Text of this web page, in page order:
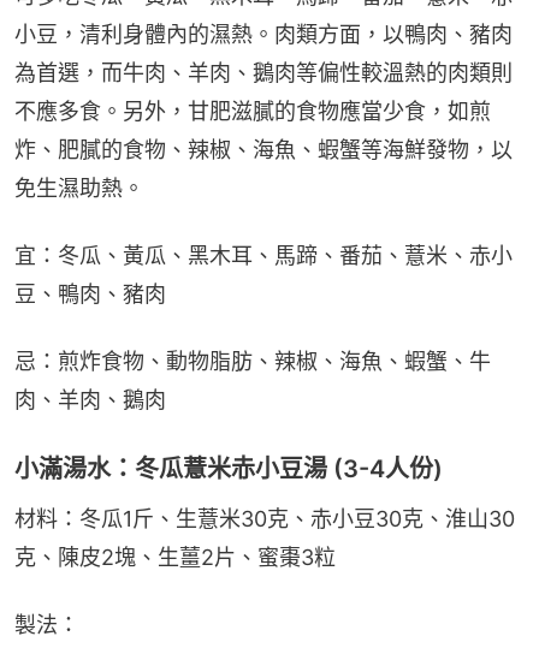
小豆，清利身體內的濕熱。肉類方面，以鴨肉、豬肉
為首選，而牛肉、羊肉、鵝肉等偏性較溫熱的肉類則
不應多食。另外，甘肥滋膩的食物應當少食，如煎
炸、肥膩的食物、辣椒、海魚、蝦蟹等海鮮發物，以
免生濕助熱。
宜：冬瓜、黃瓜、黑木耳、馬蹄、番茄、薏米、赤小
豆、鴨肉、豬肉
忌：煎炸食物、動物脂肪、辣椒、海魚、蝦蟹、牛
肉、羊肉、鵝肉
小滿湯水：冬瓜薏米赤小豆湯 (3-4人份)
材料：冬瓜1斤、生薏米30克、赤小豆30克、淮山30
克、陳皮2塊、生薑2片、蜜棗3粒
製法：